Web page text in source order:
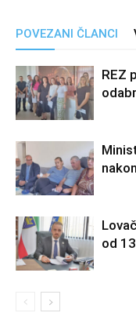
POVEZANI ČLANCI
REZ
od